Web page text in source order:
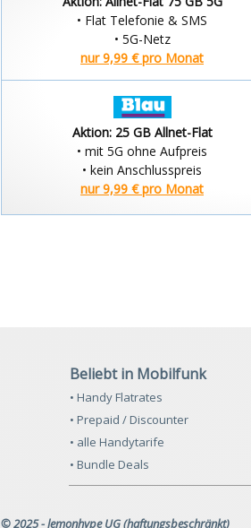
• Flat Telefonie & SMS
• 5G-Netz
nur 9,99 € pro Monat
Aktion: 25 GB Allnet-Flat
• mit 5G ohne Aufpreis
• kein Anschlusspreis
nur 9,99 € pro Monat
Beliebt in Mobilfunk
• Handy Flatrates
• Prepaid / Discounter
• alle Handytarife
• Bundle Deals
© 2025 - lemonhype UG (haftungsbeschränkt)